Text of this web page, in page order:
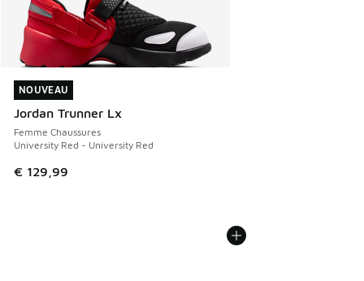
NOUVEAU
Jordan Trunner Lx
Femme Chaussures
University Red - University Red
€ 129,99
NOUVEAU